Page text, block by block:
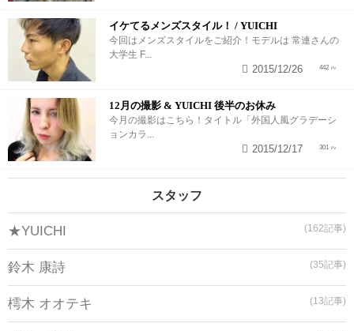
イケてるメンズスタイル！ / YUICHI
今回はメンズスタイルをご紹介！モデルは 常連さんの
大学生 F...
442
2015/12/26
12月の撮影 & YUICHI 後半のお休み
今月の撮影はこちら！タイトル「外国人風グラデーシ
ョンカラ...
301
2015/12/17
スタッフ
★YUICHI (162記事)
鈴木 康詩 (35記事)
樗木 オオテキ (13記事)